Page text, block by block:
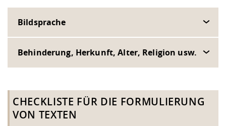
Bildsprache
Behinderung, Herkunft, Alter, Religion usw.
CHECKLISTE FÜR DIE FORMULIERUNG
VON TEXTEN